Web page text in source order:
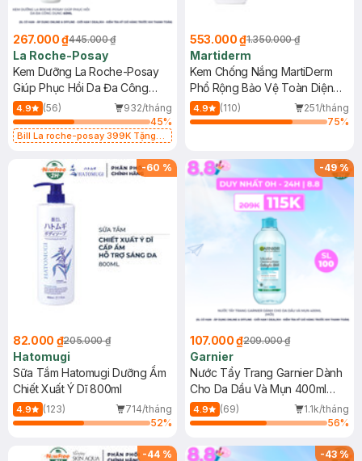
267.000 ₫445.000 ₫
La Roche-Posay
Kem Dưỡng La Roche-Posay
Giúp Phục Hồi Da Đa Công
Dụng 40ml
4.9 (56)
932/tháng
45%
Bill La roche-posay 399K Tặng
(SL có hạn)
553.000 ₫1.350.000 ₫
Martiderm
Kem Chống Nắng MartiDerm
Phổ Rộng Bảo Vệ Toàn Diện
40ml
4.9 (110)
251/tháng
75%
-60 %
82.000 ₫205.000 ₫
Hatomugi
Sữa Tắm Hatomugi Dưỡng Ẩm
Chiết Xuất Ý Dĩ 800ml
4.9 (123)
714/tháng
52%
-49%
107.000 ₫209.000 ₫
Garnier
Nước Tẩy Trang Garnier Dành
Cho Da Dầu Và Mụn 400ml
(Mới)
4.9 (69)
1.1k/tháng
56%
-44 % -43%